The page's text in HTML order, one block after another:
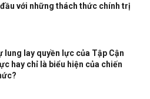
với những thách thức chính trị
lung lay quyền lực của Tập Cận
hay chỉ là biểu hiện của chiến